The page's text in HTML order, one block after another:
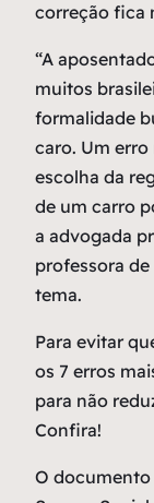
correção fica
“A
muitos
formalidade
caro. Um
escolha da
de um carro
a advogada
professora
tema.
Para evitar
os 7 erros
para não
Confira!
O